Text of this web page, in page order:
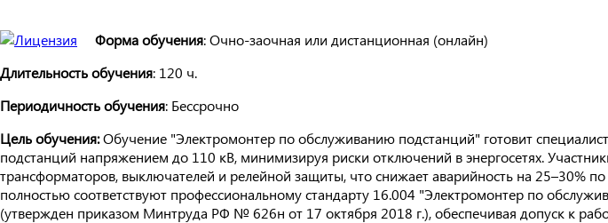
Форма обучения: Очно-заочная или дистанционная (онлайн)
Длительность обучения: 120 ч.
Периодичность обучения: Бессрочно
Цель обучения:Обучение "Электромонтер по обслуживанию подстанций" готовит
подстанций напряжением до 110 кВ, минимизируя риски отключений в энергосетях.
трансформаторов, выключателей и релейной защиты, что снижает аварийность на 25–30%
полностью соответствуют профессиональному стандарту 16.004 "Электромонтер по
(утвержден приказом Минтруда РФ № 626н от 17 октября 2018 г.), обеспечивая допуск к